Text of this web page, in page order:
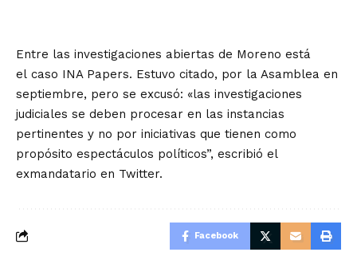
Entre las investigaciones abiertas de Moreno está
el caso INA Papers. Estuvo citado, por la Asamblea en
septiembre, pero se excusó: «las investigaciones
judiciales se deben procesar en las instancias
pertinentes y no por iniciativas que tienen como
propósito espectáculos políticos”, escribió el
exmandatario en Twitter.
Facebook